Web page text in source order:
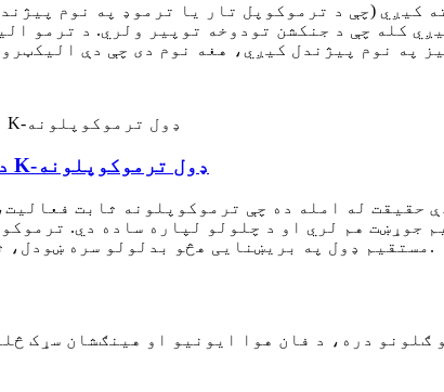
کیږي (چې د ترموکوپل تار یا ترموډ په نوم
کله چې د جنکشن تودوخه توپیر ولري. د ترمو
د ترمامیترونو لپاره د K-ډول ترموکوپلونه
حقیقت له امله ده چې ترموکوپلونه ثابت
جوړښت هم لري او د چلولو لپاره ساده دي.
مستقیم ډول په بریښنایی هڅو بدلولو سره ښودل، ثبت کول او لیږد ساده کوي.